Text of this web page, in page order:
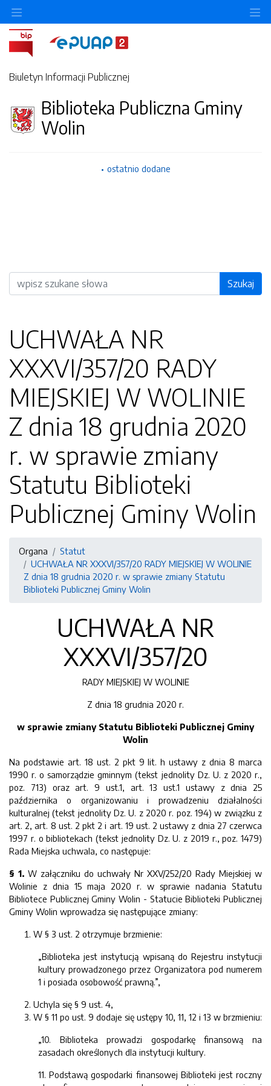
Biuletyn Informacji Publicznej
Biblioteka Publiczna Gminy
Wolin
ostatnio dodane
Wyszukiwarka Szukaj
UCHWAŁA NR
XXXVI/357/20 RADY
MIEJSKIEJ W WOLINIE
Z dnia 18 grudnia 2020
r. w sprawie zmiany
Statutu Biblioteki
Publicznej Gminy Wolin
Organa
Statut
UCHWAŁA NR XXXVI/357/20 RADY MIEJSKIEJ W WOLINIE
Z dnia 18 grudnia 2020 r. w sprawie zmiany Statutu
Biblioteki Publicznej Gminy Wolin
UCHWAŁA NR
XXXVI/357/20
RADY MIEJSKIEJ W WOLINIE
Z dnia 18 grudnia 2020 r.
w sprawie zmiany Statutu Biblioteki Publicznej Gminy
Wolin
Na podstawie art. 18 ust. 2 pkt 9 lit. h ustawy z dnia 8 marca
1990 r. o samorządzie gminnym (tekst jednolity Dz. U. z 2020 r.,
poz. 713) oraz art. 9 ust.1, art. 13 ust.1 ustawy z dnia 25
października o organizowaniu i prowadzeniu działalności
kulturalnej (tekst jednolity Dz. U. z 2020 r. poz. 194) w związku z
art. 2, art. 8 ust. 2 pkt 2 i art. 19 ust. 2 ustawy z dnia 27 czerwca
1997 r. o bibliotekach (tekst jednolity Dz. U. z 2019 r., poz. 1479)
Rada Miejska uchwala, co następuje:
§ 1. W załączniku do uchwały Nr XXV/252/20 Rady Miejskiej w
Wolinie z dnia 15 maja 2020 r. w sprawie nadania Statutu
Bibliotece Publicznej Gminy Wolin - Statucie Biblioteki Publicznej
Gminy Wolin wprowadza się następujące zmiany:
W § 3 ust. 2 otrzymuje brzmienie:
„Biblioteka jest instytucją wpisaną do Rejestru instytucji
kultury prowadzonego przez Organizatora pod numerem
1 i posiada osobowość prawną.”,
Uchyla się § 9 ust. 4,
W § 11 po ust. 9 dodaje się ustępy 10, 11, 12 i 13 w brzmieniu:
„10. Biblioteka prowadzi gospodarkę finansową na
zasadach określonych dla instytucji kultury.
11. Podstawą gospodarki finansowej Biblioteki jest roczny